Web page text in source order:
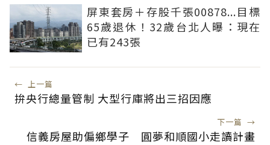
屏東套房＋存股千張00878...目標
65歲退休！32歲台北人曝：現在
已有243張
← 上一篇
拚央行總量管制 大型行庫將出三招因應
下一篇 →
信義房屋助偏鄉學子 圓夢和順國小走讀計畫